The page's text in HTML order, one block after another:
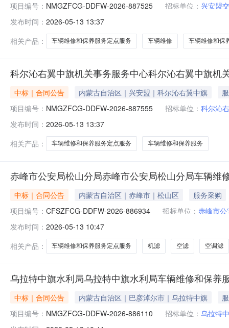
项目编号： NMGZFCG-DDFW-2026-887525 招标单位： 兴安盟
发布时间： 2026-05-13 13:37
相关产品：
车辆维修和保养服务定点服务 车辆维修 车辆维修和保
科尔沁右翼中旗机关事务服务中心科尔沁右翼中旗
中标｜合同公告 内蒙古自治区｜兴安盟｜科尔沁右翼中旗
项目编号： NMGZFCG-DDFW-2026-887555 招标单位： 科尔沁
发布时间： 2026-05-13 13:37
相关产品：
车辆维修和保养服务定点服务 车辆维修和保养服务
赤峰市公安局松山分局赤峰市公安局松山分局车辆
中标｜合同公告 内蒙古自治区｜赤峰市｜松山区
服务采购
项目编号： CFSZFCG-DDFW-2026-886934 招标单位： 赤峰市
发布时间： 2026-05-13 10:47
相关产品：
车辆维修和保养服务定点服务 机滤 空滤 空调滤
乌拉特中旗水利局乌拉特中旗水利局车辆维修和保养
中标｜合同公告 内蒙古自治区｜巴彦淖尔市｜乌拉特中旗
项目编号： NMGZFCG-DDFW-2026-886110 招标单位： 乌拉特